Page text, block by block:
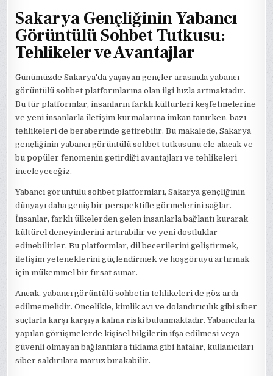
Sakarya Gençliğinin Yabancı
Görüntülü Sohbet Tutkusu:
Tehlikeler ve Avantajlar
Günümüzde Sakarya'da yaşayan gençler arasında yabancı
görüntülü sohbet platformlarına olan ilgi hızla artmaktadır.
Bu tür platformlar, insanların farklı kültürleri keşfetmelerine
ve yeni insanlarla iletişim kurmalarına imkan tanırken, bazı
tehlikeleri de beraberinde getirebilir. Bu makalede, Sakarya
gençliğinin yabancı görüntülü sohbet tutkusunu ele alacak ve
bu popüler fenomenin getirdiği avantajları ve tehlikeleri
inceleyeceğiz.
Yabancı görüntülü sohbet platformları, Sakarya gençliğinin
dünyayı daha geniş bir perspektifle görmelerini sağlar.
İnsanlar, farklı ülkelerden gelen insanlarla bağlantı kurarak
kültürel deneyimlerini artırabilir ve yeni dostluklar
edinebilirler. Bu platformlar, dil becerilerini geliştirmek,
iletişim yeteneklerini güçlendirmek ve hoşgörüyü artırmak
için mükemmel bir fırsat sunar.
Ancak, yabancı görüntülü sohbetin tehlikeleri de göz ardı
edilmemelidir. Öncelikle, kimlik avı ve dolandırıcılık gibi siber
suçlarla karşı karşıya kalma riski bulunmaktadır. Yabancılarla
yapılan görüşmelerde kişisel bilgilerin ifşa edilmesi veya
güvenli olmayan bağlantılara tıklama gibi hatalar, kullanıcıları
siber saldırılara maruz bırakabilir.